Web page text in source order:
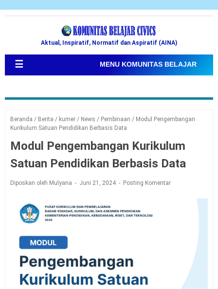
Aktual, Inspiratif, Normatif dan Aspiratif (AINA)
☰ MENU KOMUNITAS BELAJAR
Beranda / Berita / kumer / News / Pembinaan / Modul Pengembangan
Kurikulum Satuan Pendidikan Berbasis Data
Modul Pengembangan Kurikulum
Satuan Pendidikan Berbasis Data
Diposkan oleh Mulyana Juni 21, 2024 Posting Komentar